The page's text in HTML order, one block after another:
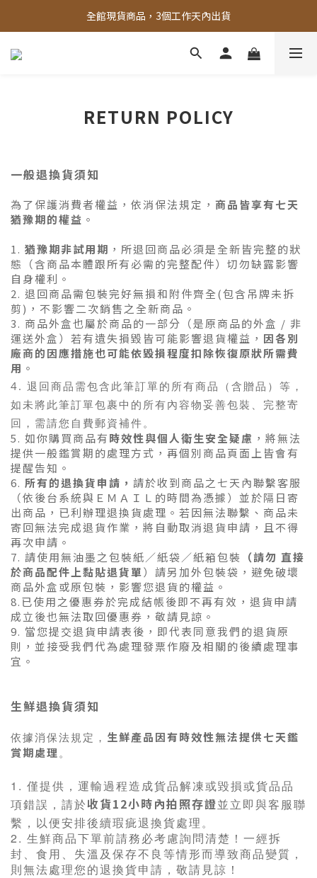
全館，滿888超取免運｜滿1500宅配免運
全館現貨商品，3個工作天內出貨
全館，滿888超取免運｜滿1500宅配免運
RETURN POLICY
一般退換貨須知
為了保護消費者權益，依消保法規定， 商品皆享有七天
猶豫期的權益 。
1. 猶豫期非試用期 ，所退回商品必須是全新皆完整的狀
態（含商品本體跟所有必需的完整配件）切勿缺露影響
自身權利。
2. 退回商品需包裝完好無損和附件齊全(包含吊牌未拆
剪)，不影響二次銷售之全新商品。
3. 商品外盒也屬於商品的一部分（是原商品的外盒 / 非
運送外盒）若有遺失損毀皆可能影響退貨權益， 因各別
廠商的因應措施也可能依毀損程度扣除恢復原狀所需費
用 。
4. 退回商品需包含此筆訂單的所有商品（含贈品）等，
如未將此筆訂單包裹中的所有內容物妥善包裝、完整寄
回，需請您自費郵資補件。
5. 如你購買商品有時效性與個人衛生安全疑慮 ，將無法
提供一般鑑賞期的處理方式，再個別商品頁面上皆會有
提醒告知。
6. 所有的退換貨申請， 請於收到商品之七天內聯繫客服
（依後台系統與ＥＭＡＩＬ的時間為憑據）並於隔日寄
出商品，已利辦理退換貨處理。 若因無法聯繫、商品未
寄回無法完成退貨作業，將自動取消退貨申請，且不得
再次申請。
7. 請使用無油墨之包裝紙／紙袋／紙箱包裝 （請勿 直接
於商品配件上黏貼退貨單）請另加外包裝袋，避免破壞
商品外盒或原包裝，影響您退貨的權益。
8.已使用之優惠券於完成結帳後即不再有效，退貨申請
成立後也無法取回優惠券，敬請見諒。
9. 當您提交退貨申請表後，即代表同意我們的退貨原
則，並接受我們代為處理發票作廢及相關的後續處理事
宜。
生鮮退換貨須知
依據消保法規定， 生鮮產品因有時效性無法提供七天鑑
賞期處理。
1. 僅提供，運輸過程造成貨品解凍或毀損或貨品品
項錯誤，請於收貨12小時內拍照存證並立即與客服聯
繫，以便安排後續瑕疵退換貨處理 。
2. 生鮮商品下單前請務必考慮詢問清楚！一經拆
封、食用、失溫及保存不良等情形而導致商品變質，
則無法處理您的退換貨申請，敬請見諒！